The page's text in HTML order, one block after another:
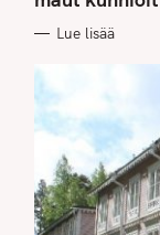
O
I
Lue lisää